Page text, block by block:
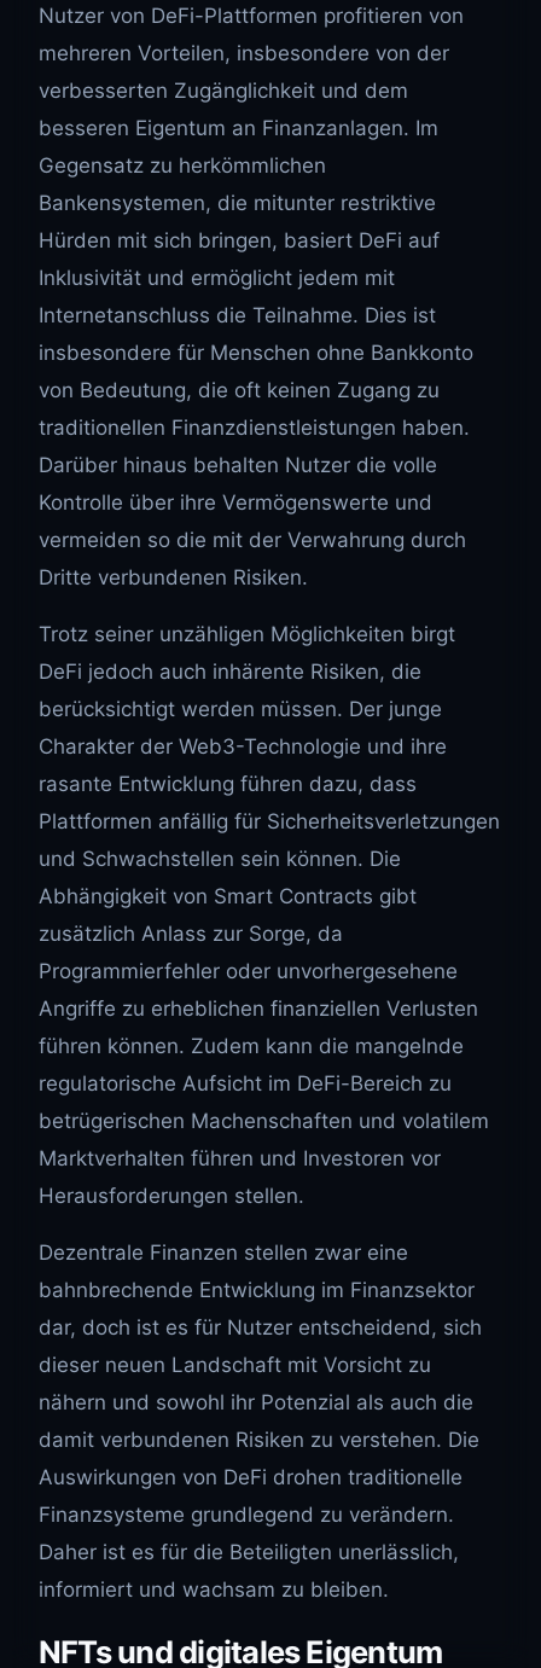
Nutzer von DeFi-Plattformen profitieren von
mehreren Vorteilen, insbesondere von der
verbesserten Zugänglichkeit und dem
besseren Eigentum an Finanzanlagen. Im
Gegensatz zu herkömmlichen
Bankensystemen, die mitunter restriktive
Hürden mit sich bringen, basiert DeFi auf
Inklusivität und ermöglicht jedem mit
Internetanschluss die Teilnahme. Dies ist
insbesondere für Menschen ohne Bankkonto
von Bedeutung, die oft keinen Zugang zu
traditionellen Finanzdienstleistungen haben.
Darüber hinaus behalten Nutzer die volle
Kontrolle über ihre Vermögenswerte und
vermeiden so die mit der Verwahrung durch
Dritte verbundenen Risiken.
Trotz seiner unzähligen Möglichkeiten birgt
DeFi jedoch auch inhärente Risiken, die
berücksichtigt werden müssen. Der junge
Charakter der Web3-Technologie und ihre
rasante Entwicklung führen dazu, dass
Plattformen anfällig für Sicherheitsverletzungen
und Schwachstellen sein können. Die
Abhängigkeit von Smart Contracts gibt
zusätzlich Anlass zur Sorge, da
Programmierfehler oder unvorhergesehene
Angriffe zu erheblichen finanziellen Verlusten
führen können. Zudem kann die mangelnde
regulatorische Aufsicht im DeFi-Bereich zu
betrügerischen Machenschaften und volatilem
Marktverhalten führen und Investoren vor
Herausforderungen stellen.
Dezentrale Finanzen stellen zwar eine
bahnbrechende Entwicklung im Finanzsektor
dar, doch ist es für Nutzer entscheidend, sich
dieser neuen Landschaft mit Vorsicht zu
nähern und sowohl ihr Potenzial als auch die
damit verbundenen Risiken zu verstehen. Die
Auswirkungen von DeFi drohen traditionelle
Finanzsysteme grundlegend zu verändern.
Daher ist es für die Beteiligten unerlässlich,
informiert und wachsam zu bleiben.
NFTs und digitales Eigentum